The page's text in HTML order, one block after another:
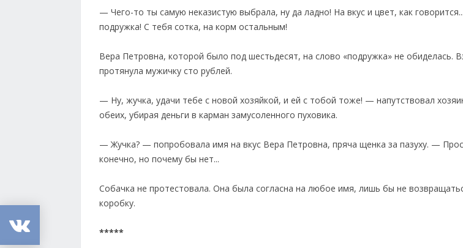
— Чего-то ты самую неказистую выбрала, ну да ладно! На вкус и цвет, как
подружка! С тебя сотка, на корм остальным!
Вера Петровна, которой было под шестьдесят, на слово «подружка» не обиделась.
протянула мужичку сто рублей.
— Ну, жучка, удачи тебе с новой хозяйкой, и ей с тобой тоже! — напутствовал
обеих, убирая деньги в карман замусоленного пуховика.
— Жучка? — попробовала имя на вкус Вера Петровна, пряча щенка за пазуху. —
конечно, но почему бы нет...
Собачка не протестовала. Она была согласна на любое имя, лишь бы не
коробку.
*****